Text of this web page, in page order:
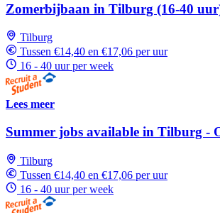
Zomerbijbaan in Tilburg (16-40
Tilburg
Tussen €14,40 en €17,06 per uur
16 - 40 uur per week
Lees meer
Summer jobs available in Tilburg -
Tilburg
Tussen €14,40 en €17,06 per uur
16 - 40 uur per week